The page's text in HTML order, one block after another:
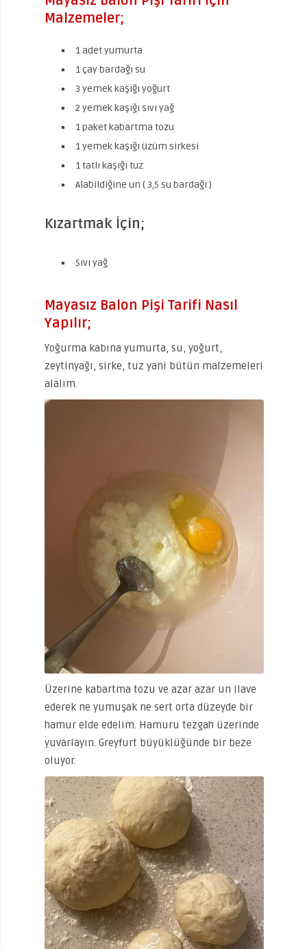
Malzemeler;
1 adet yumurta
1 çay bardağı su
3 yemek kaşığı yoğurt
2 yemek kaşığı sıvı yağ
1 paket kabartma tozu
1 yemek kaşığı üzüm sirkesi
1 tatlı kaşığı tuz
Alabildiğine un ( 3,5 su bardağı )
Kızartmak İçin;
Sıvı yağ
Mayasız Balon Pişi Tarifi Nasıl
Yapılır;
Yoğurma kabına yumurta, su, yoğurt,
zeytinyağı, sirke, tuz yani bütün malzemeleri
alalım.
Üzerine kabartma tozu ve azar azar un ilave
ederek ne yumuşak ne sert orta düzeyde bir
hamur elde edelim. Hamuru tezgah üzerinde
yuvarlayın. Greyfurt büyüklüğünde bir beze
oluyor.